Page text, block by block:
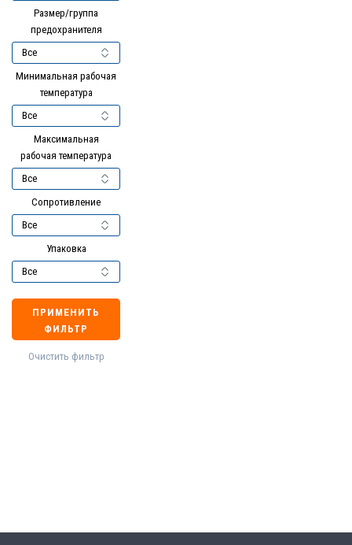
Размер/группа
предохранителя
Минимальная рабочая
температура
Максимальная
рабочая температура
Сопротивление
Упаковка
ПРИМЕНИТЬ
ФИЛЬТР
Очистить фильтр